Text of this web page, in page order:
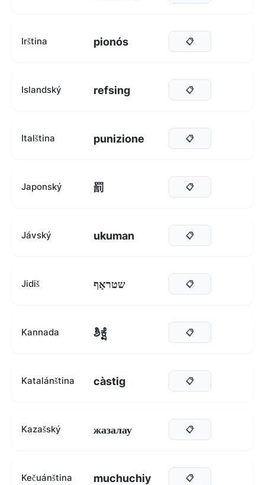
Irština pionós 📋
Islandský refsing 📋
Italština punizione 📋
Japonský 罰 📋
Jávský ukuman 📋
Jidiš שטראָף 📋
Kannada ಶಿಕ್ಷೆ 📋
Katalánština càstig 📋
Kazašský жазалау 📋
Kečuánština muchuchiy 📋